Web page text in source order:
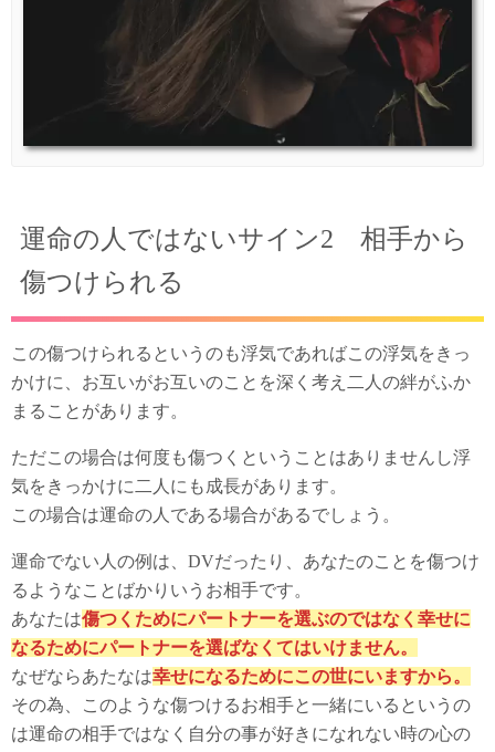
運命の人ではないサイン2 相手から
傷つけられる
この傷つけられるというのも浮気であればこの浮気をきっ
かけに、お互いがお互いのことを深く考え二人の絆がふか
まることがあります。
ただこの場合は何度も傷つくということはありませんし浮
気をきっかけに二人にも成長があります。
この場合は運命の人である場合があるでしょう。
運命でない人の例は、DVだったり、あなたのことを傷つけ
るようなことばかりいうお相手です。
あなたは傷つくためにパートナーを選ぶのではなく幸せに
なるためにパートナーを選ばなくてはいけません。
なぜならあたなは幸せになるためにこの世にいますから。
その為、このような傷つけるお相手と一緒にいるというの
は運命の相手ではなく自分の事が好きになれない時の心の